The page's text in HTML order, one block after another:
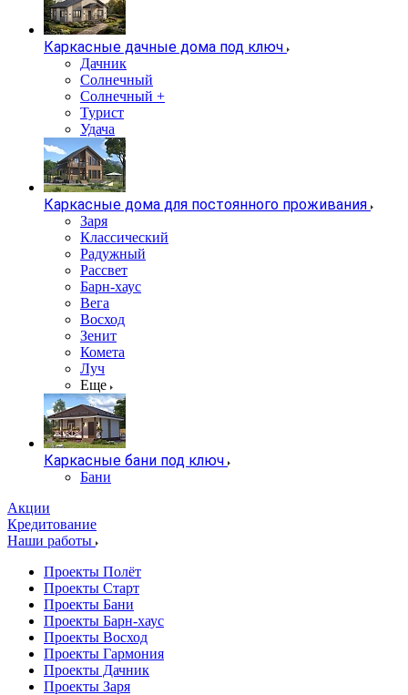
Каркасные дачные дома под ключ
Дачник
Солнечный
Солнечный +
Турист
Удача
Каркасные дома для постоянного проживания
Заря
Классический
Радужный
Рассвет
Барн-хаус
Вега
Восход
Зенит
Комета
Луч
Еще
Каркасные бани под ключ
Бани
Акции
Кредитование
Наши работы
Проекты Полёт
Проекты Старт
Проекты Бани
Проекты Барн-хаус
Проекты Восход
Проекты Гармония
Проекты Дачник
Проекты Заря